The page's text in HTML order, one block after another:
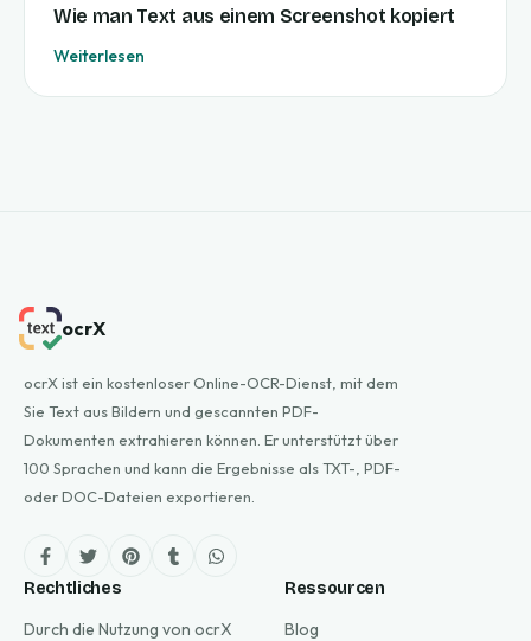
Wie man Text aus einem Screenshot kopiert
Weiterlesen
ocrX
ocrX ist ein kostenloser Online-OCR-Dienst, mit dem
Sie Text aus Bildern und gescannten PDF-
Dokumenten extrahieren können. Er unterstützt über
100 Sprachen und kann die Ergebnisse als TXT-, PDF-
oder DOC-Dateien exportieren.
Rechtliches
Durch die Nutzung von ocrX
Ressourcen
Blog